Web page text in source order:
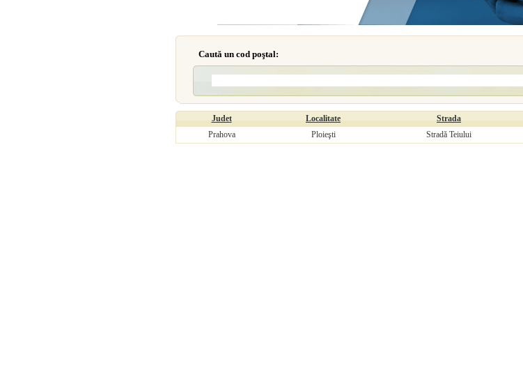
Caută un cod poştal:
Judet Localitate Strada
Prahova
Ploieşti Stradă Teiului